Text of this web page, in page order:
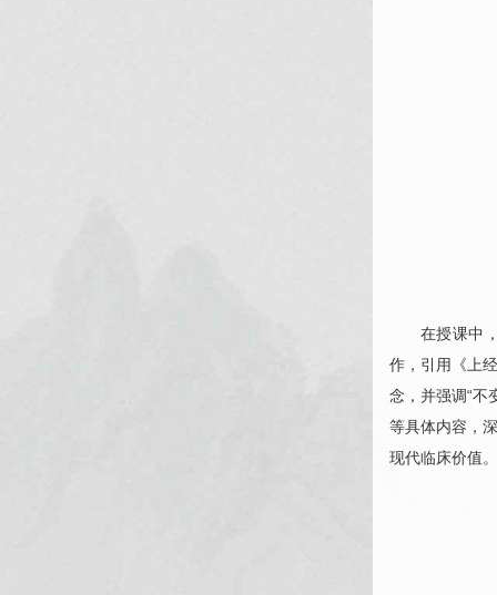
在授课中
作，引用《上
念，并强调“不
等具体内容，
现代临床价值。